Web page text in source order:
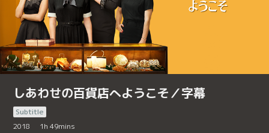
しあわせの百貨店へようこそ／字幕
Subtitle
2018
1h 49mins